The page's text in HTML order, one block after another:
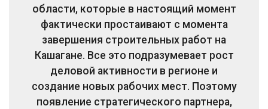
области, которые в настоящий момент
фактически простаивают с момента
завершения строительных работ на
Кашагане. Все это подразумевает рост
деловой активности в регионе и
создание новых рабочих мест. Поэтому
появление стратегического партнера,